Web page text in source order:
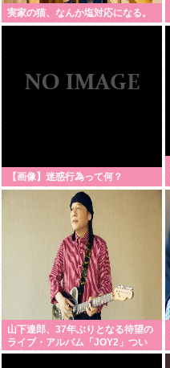
実家の猫、なんか塩対応になる。
【画像】迷惑行為って何？
山下達郎、37年ぶりとなる待望の
ライブ・アルバム「JOY2」つい
に完成、10月14日に発売